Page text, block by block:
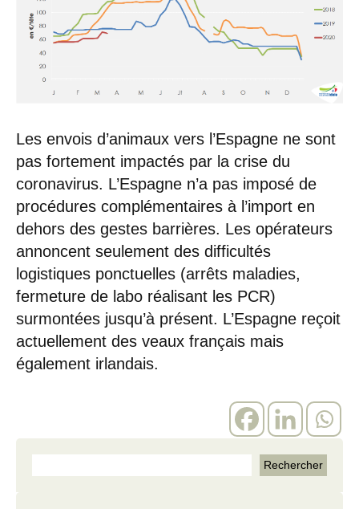
Les envois d’animaux vers l’Espagne ne sont
pas fortement impactés par la crise du
coronavirus. L’Espagne n’a pas imposé de
procédures complémentaires à l’import en
dehors des gestes barrières. Les opérateurs
annoncent seulement des difficultés
logistiques ponctuelles (arrêts maladies,
fermeture de labo réalisant les PCR)
surmontées jusqu’à présent. L’Espagne reçoit
actuellement des veaux français mais
également irlandais.